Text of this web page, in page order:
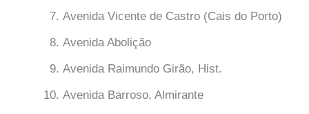
Avenida Vicente de Castro (Cais do Porto)
Avenida Abolição
Avenida Raimundo Girão, Hist.
Avenida Barroso, Almirante